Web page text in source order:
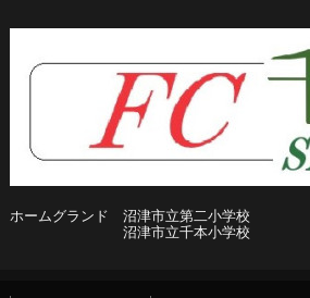
ホームグランド 沼津市立第二小学校
沼津市立千本小学校